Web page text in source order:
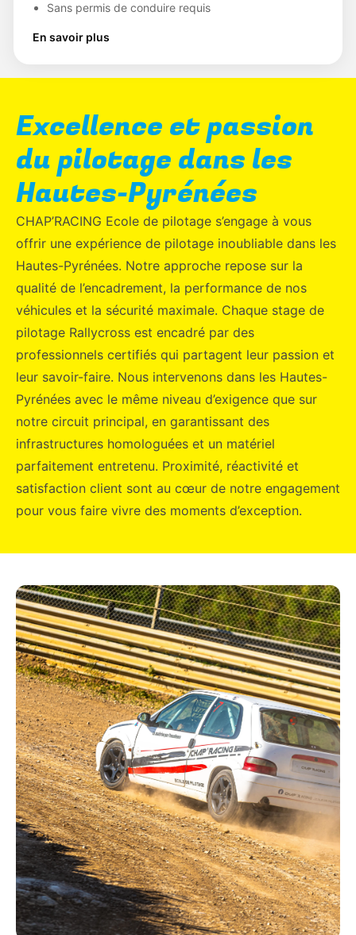
Sans permis de conduire requis
En savoir plus
Excellence et passion
du pilotage dans les
Hautes-Pyrénées
CHAP’RACING Ecole de pilotage s’engage à vous
offrir une expérience de pilotage inoubliable dans les
Hautes-Pyrénées. Notre approche repose sur la
qualité de l’encadrement, la performance de nos
véhicules et la sécurité maximale. Chaque stage de
pilotage Rallycross est encadré par des
professionnels certifiés qui partagent leur passion et
leur savoir-faire. Nous intervenons dans les Hautes-
Pyrénées avec le même niveau d’exigence que sur
notre circuit principal, en garantissant des
infrastructures homologuées et un matériel
parfaitement entretenu. Proximité, réactivité et
satisfaction client sont au cœur de notre engagement
pour vous faire vivre des moments d’exception.